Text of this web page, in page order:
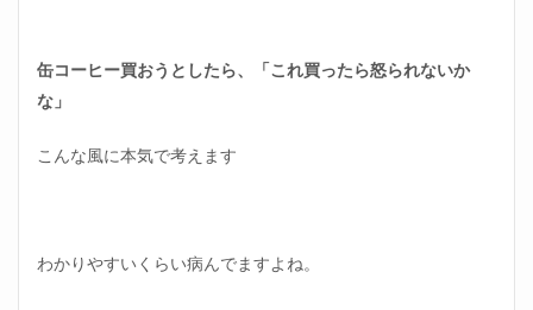
缶コーヒー買おうとしたら、「これ買ったら怒られないか
な」
こんな風に本気で考えます
わかりやすいくらい病んでますよね。